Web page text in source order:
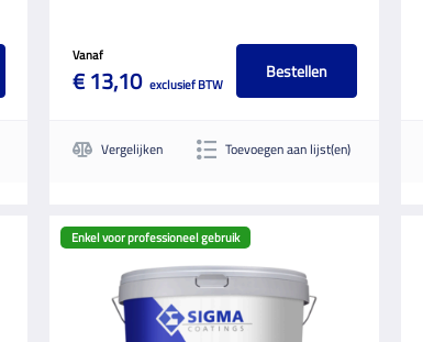
Vanaf
€ 13,10 exclusief BTW
Bestellen
Vergelijken Toevoegen aan lijst(en)
Enkel voor professioneel gebruik